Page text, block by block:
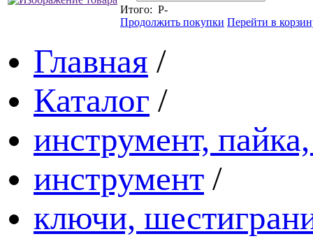
Итого: Р-
Продолжить покупки Перейти в
Главная /
Каталог /
инструмент,
инструмент /
ключи,